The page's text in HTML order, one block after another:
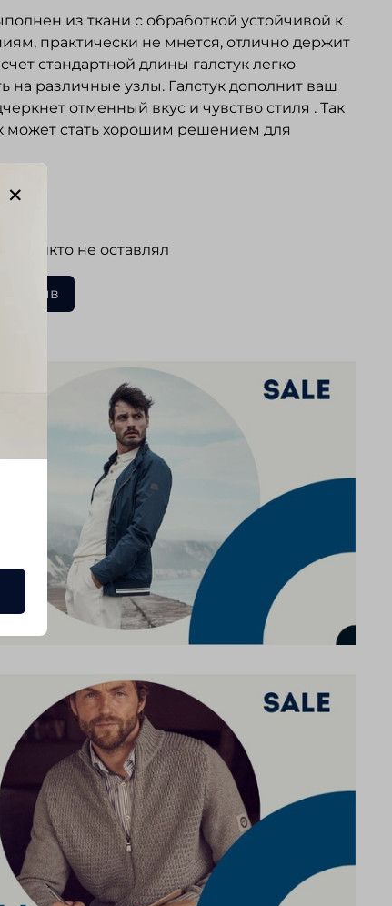
из ткани с обработкой устойчивой к
практически не мнется, отлично держит
стандартной длины галстук легко
на различные узлы. Галстук дополнит ваш
отменный вкус и чувство стиля . Так
может стать хорошим решением для
никто не оставлял
отзыв